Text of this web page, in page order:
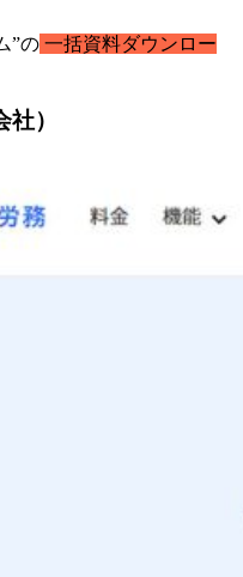
”の 一括資料ダウンロー
）